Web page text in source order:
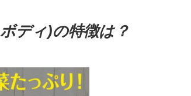
ボディ)の特徴は？